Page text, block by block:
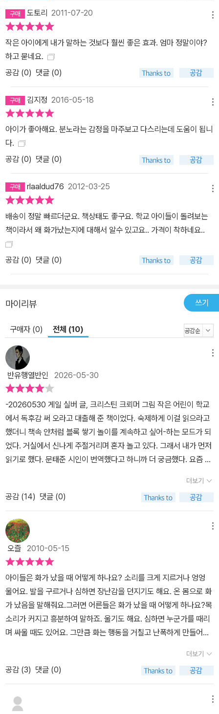
지 않았지요. 하지만 얀은 아무 말도 못하고 눈물만 뚝뚝 흘리면서 큰
소리로 울고 맙니다. 그러자 할아버지가 얀에게 자기 방으로 돌아가
서 ‘화와 함께 앉아있어라.’ 하고 말씀합니다. 방으로 들어간 얀에게
새빨간 털투성이 괴물이 갑자기 나타났습니다. 그 괴물은 얀의 화였
습니다. 얀과 새빨간 털투성이 화는 함께 이야기를 나누고 손을 맞잡
고 춤을 추고, 방바닥을 쾅쾅 두드리기도 합니다. 그러면서 조금씩 진
정된 얀은 바닥에 편안하게 앉아서 천천히 깊이 숨을 쉬면서 점점 화
를 가라앉히고 기분이 좋아지게 됩니다. 얀이 자기가 화가 났다는 것
을 알아차리게 되자, 화를 긍정적으로 표현하게 되었고, 차츰 마음을
편안하게 만드는 방법을 알게 되는 과정을 표현하였습니다. 어른도
그렇지만, 아이들도 자신의 감정상태를 알아차리게 되면 그 감정에
화를 다스릴 수 있게 되었습니다. 아이들에게 이 책을 읽어주면서 함
께 대화해 보십시오. 얀은 왜 화가 났을까요? 할아버지는 왜 얀이 원
하는 것을 못하게 했을까요? 함께 책을 읽고 있는 아이는 화가 날 때
면 주로 어떤 행동을 하나요? 이렇게 대화하면서 아이의 마음을 부모
어떻게 하는 것이 좋은지, 책의 내용을 두고 함께 대화해보세요. 부모
아이가 자신의 감정을 스스로 조절하는 능력이 더욱 좋아지게 됩니
다. 우리 시대 주목받는 젊은 서정시인 문태준의 - 따뜻한 시선과 맑
온 작가 게일 실버가 자신의 전문적인 경험을 살려서 어린이들이 자
신의 화를 인식하고 다스릴 수 있는 방법을 색다른 상상력과 경쾌한
글로 제시하였습니다. 그것을 우리 시대의 주목받는 젊은 서정시인
문태준이 따뜻한 시선과 맑은 언어로 우리말로 옮겼습니다. 시인의
섬세한 시적 감수성이 살아있는 아름다운 글이 아이들의 마음을 포근
하게 감싸 안아줍니다. 글을 읽는 동안 아이들의 마음에 밝은 눈과 깊
은 생각의 씨앗이 심어질 것입니다. 이 책의 그림은 아이들의 상상력
을 자극하면서도 마음을 차분하게 만들어줍니다. 새빨간 털복숭이 괴
물의 모습을 선명한 붉은색 비단과 한지를 잘라서 꼴라쥬 기법으로
생동감 있게 표현했습니다. 올이 풀린 비단으로 털이 북슬북슬한 모
을 무섭다기보다 정겹게 느껴집니다. 색색깔의 비단과 한지를 사용한
그림을 보면서 아이들도 사물을 다양하게 이용하는 창의력을 발달시
키게 됩니다. 부드러운 한지의 색감이 분위기를 차분하게 가라앉혀서
마음을 편안하게 정화시켜 줍니다.
도토리 2011-07-20
작은 아이에게 내가 말하는 것보다 훨씬 좋은 효과. 엄마 정말이야?
하고 묻네요.
공감 (0) 댓글 (0)
김지정 2016-05-18
아이가 좋아해요. 분노라는 감정을 마주보고 다스리는데 도움이 됩니
다.
공감 (0) 댓글 (0)
rlaaldud76 2012-03-25
배송이 정말 빠르더군요. 책상태도 좋구요. 학교 아이들이 돌려보는
책이라서 왜 화가났는지에 대해서 알수 있고요.. 가격이 착하네요..
공감 (0) 댓글 (0)
마이리뷰 쓰기
구매자 (0) 전체 (10)
반유행열반인 2026-05-30
-20260530 게일 실버 글, 크리스틴 크뢰머 그림 작은 어린이 학교
에서 독후감 써 오라고 대출해 준 책이었다. 숙제하게 이걸 읽으라고
했더니 책속 얀처럼 블록 쌓기 놀이를 계속하고 싶어-하는 모드가 되
었다. 거실에서 신나게 주절거리며 혼자 놀고 있다. 그래서 내가 먼저
읽기로 했다. 문태준 시인이 번역했다고 하니까 더 궁금했다. 요즘 마
나서 끄라고 하면 아직 저장을 못했어요! 하고 소리를 지르며 운다. 악
당을 물리치려다 잘 안 되어도 운다. 그러다가 또 익숙해지니 감정 기
복이 좀 줄었다. 작은어린이는 얀처럼 밥을 먹으라고 하면 지금 하고
있는 이것만 하고요, 지금 보고 있는 이 영상만 보고요, 한다.어른들은
어른들 기준으로 밥이 식는다, 어서 앉아서 먹어라 이러고 다그친다.
따지고 보면 나도 내 할일 하다가 밥먹어라 해도 꾸무적거리긴 한다.
내가 먹고 싶을 때 내가 먹고 싶은 걸 적당히 먹는다. 스스로 차려먹을
나이가 되면 알아서 먹어라 해야지만, 지금은 남이 차려주는 밥을 먹
는 나이이니 먹으랄 때 먹고 치우는 게 맞긴 하다. 화가 옆에 있다 생
각하고 심호흡을 하라는 건 효과가 있을 수도 있겠지만 글쎄. 불안 상
태에서는 그렇게 지푸라기라도 붙들 생각을 해서 벗어날 텐데, 화가
나면 그렇게 차분해지기 위한 노력을 순간 붙잡을 여유가 있긴 할까,
일단 멈춤이 제일 어려운 게 아닐까 싶다. 현대 의학 덕분인지 별탈 없
는 인생인지 요즘은 화를 내거나 불안한 느낌을 거의 받지 않았다. 슬
쁨도 화도 지나치지 말라고 가르치는 책인데, 또 생각해 보면 왜 지나
더보기
공감 (14) 댓글 (0)
오즐 2010-05-15
아이들은 화가 났을 때 어떻게 하나요? 소리를 크게 지르거나 엉엉
울어요. 발을 구르거나 심하면 장난감을 던지기도 해요. 온 몸으로 화
가 났음을 말해줘요.그러면 어른들은 화가 났을 때 어떻게 하나요?목
소리가 커지고 흥분하여 말하죠. 울기도 해요. 심하면 누군가를 때리
며 싸울 때도 있어요. 그만큼 화는 행동을 거칠고 난폭하게 만들어요.
아이일 때보다는 올바른 판단을 하고 행동하게 되는 거지요. 하지만
유독 화가 나면 아이나 어른이나 그 화를 주체 못할 때가 많아요. 어른
들도 쉽게 다스리지 못하는 것이 화라서 가끔은 화 때문에 어리석은
행동을 할 때가 있어요. 그리고는 후회하죠. 어릴 때는 화가 난다고 함
더보기
공감 (3) 댓글 (0)